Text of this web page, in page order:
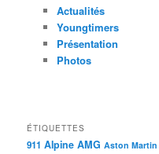
Actualités
Youngtimers
Présentation
Photos
ÉTIQUETTES
911 Alpine AMG Aston Martin